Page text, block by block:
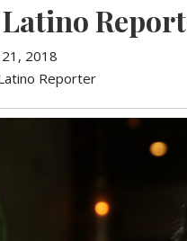
21, 2018
Reporter